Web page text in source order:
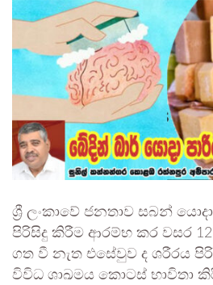
ශ්‍රී ලංකාවේ ජනතාව සබන්
පිරිසිදු කිරීම ආරම්භ කර වසර
ගත වී නැත එසේවුව ද ශරීරය
විවිධ ශාඛමය කොටස් භාවිතා